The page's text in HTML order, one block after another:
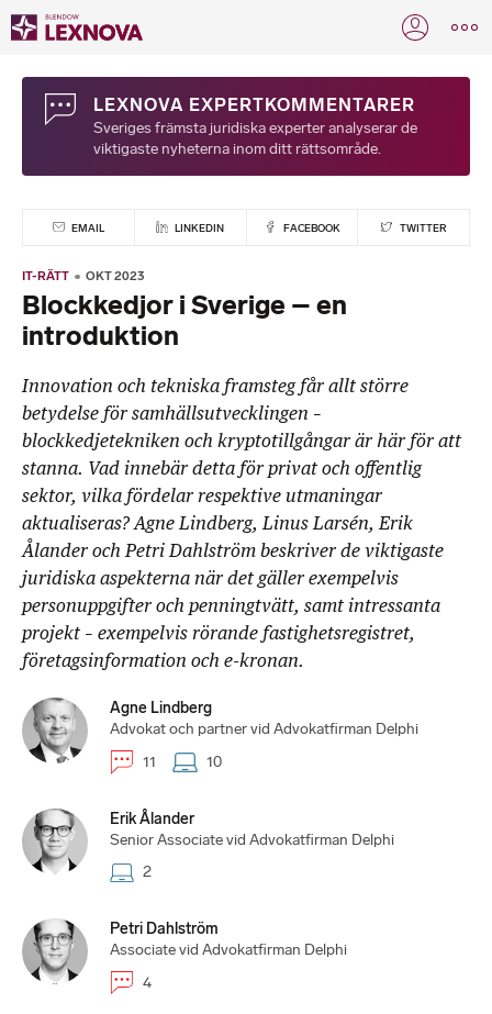
LEXNOVA EXPERTKOMMENTARER
Sveriges främsta juridiska experter analyserar de
viktigaste nyheterna inom ditt rättsområde.
EMAIL LINKEDIN FACEBOOK TWITTER
IT-RÄTT OKT 2023
Blockkedjor i Sverige – en
introduktion
Innovation och tekniska framsteg får allt större
betydelse för samhällsutvecklingen –
blockkedjetekniken och kryptotillgångar är här för att
stanna. Vad innebär detta för privat och offentlig
sektor, vilka fördelar respektive utmaningar
aktualiseras? Agne Lindberg, Linus Larsén, Erik
Ålander och Petri Dahlström beskriver de viktigaste
juridiska aspekterna när det gäller exempelvis
personuppgifter och penningtvätt, samt intressanta
projekt – exempelvis rörande fastighetsregistret,
företagsinformation och e-kronan.
Agne Lindberg
Advokat och partner vid Advokatfirman Delphi
11
10
Erik Ålander
Senior Associate vid Advokatfirman Delphi
2
Petri Dahlström
Associate vid Advokatfirman Delphi
4